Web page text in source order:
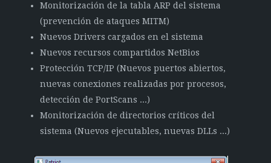
Monitorización de la tabla ARP del sistema
(prevención de ataques MITM)
Nuevos Drivers cargados en el sistema
Nuevos recursos compartidos NetBios
Protección TCP/IP (Nuevos puertos abiertos,
nuevas conexiones realizadas por procesos,
detección de PortScans ...)
Monitorización de directorios críticos del
sistema (Nuevos ejecutables, nuevas DLLs ...)